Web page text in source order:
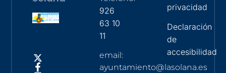
926
63 10
11
email:
ayuntamiento@lasolana.es
privacidad
Declaración
de
accesibilidad